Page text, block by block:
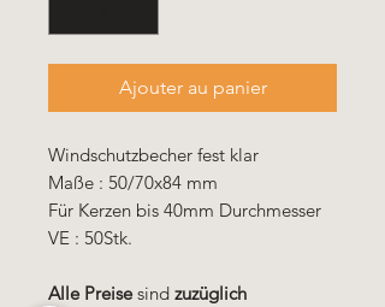
Ajouter au panier
Windschutzbecher fest klar
Maße : 50/70x84 mm
Für Kerzen bis 40mm Durchmesser
VE : 50Stk.
Alle Preisesind zuzüglich